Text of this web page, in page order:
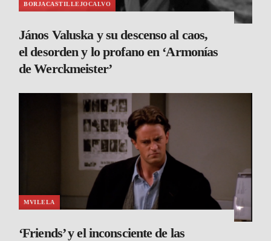
BORJACASTILLEJOCALVO
János Valuska y su descenso al caos,
el desorden y lo profano en ‘Armonías
de Werckmeister’
MVILELA
‘Friends’ y el inconsciente de las